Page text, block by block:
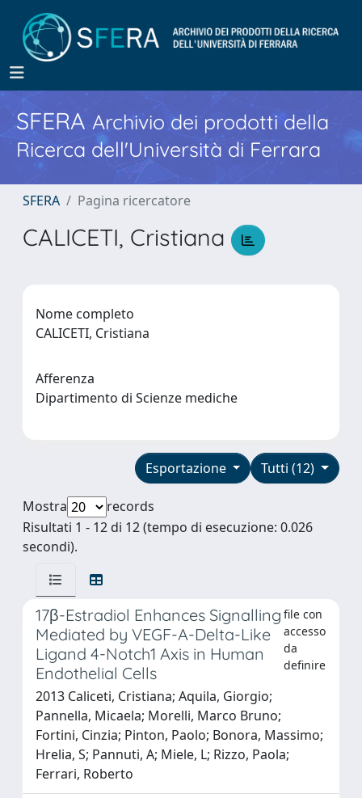
SFERA Archivio dei prodotti della
Ricerca dell'Università di Ferrara
SFERA Pagina ricercatore
CALICETI, Cristiana
Nome completo
CALICETI, Cristiana
Afferenza
Dipartimento di Scienze mediche
Tutti (12)
Esportazione
Mostra
records
Risultati 1 - 12 di 12 (tempo di esecuzione: 0.026
secondi).
17β-Estradiol Enhances Signalling
Mediated by VEGF-A-Delta-Like
Ligand 4-Notch1 Axis in Human
Endothelial Cells
file con
accesso
da
definire
2013 Caliceti, Cristiana; Aquila, Giorgio;
Pannella, Micaela; Morelli, Marco Bruno;
Fortini, Cinzia; Pinton, Paolo; Bonora, Massimo;
Hrelia, S; Pannuti, A; Miele, L; Rizzo, Paola;
Ferrari, Roberto